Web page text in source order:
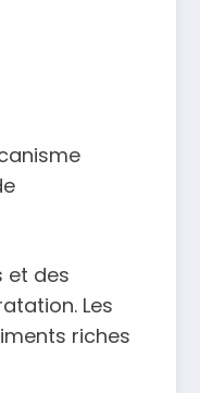
et des
Les
riches